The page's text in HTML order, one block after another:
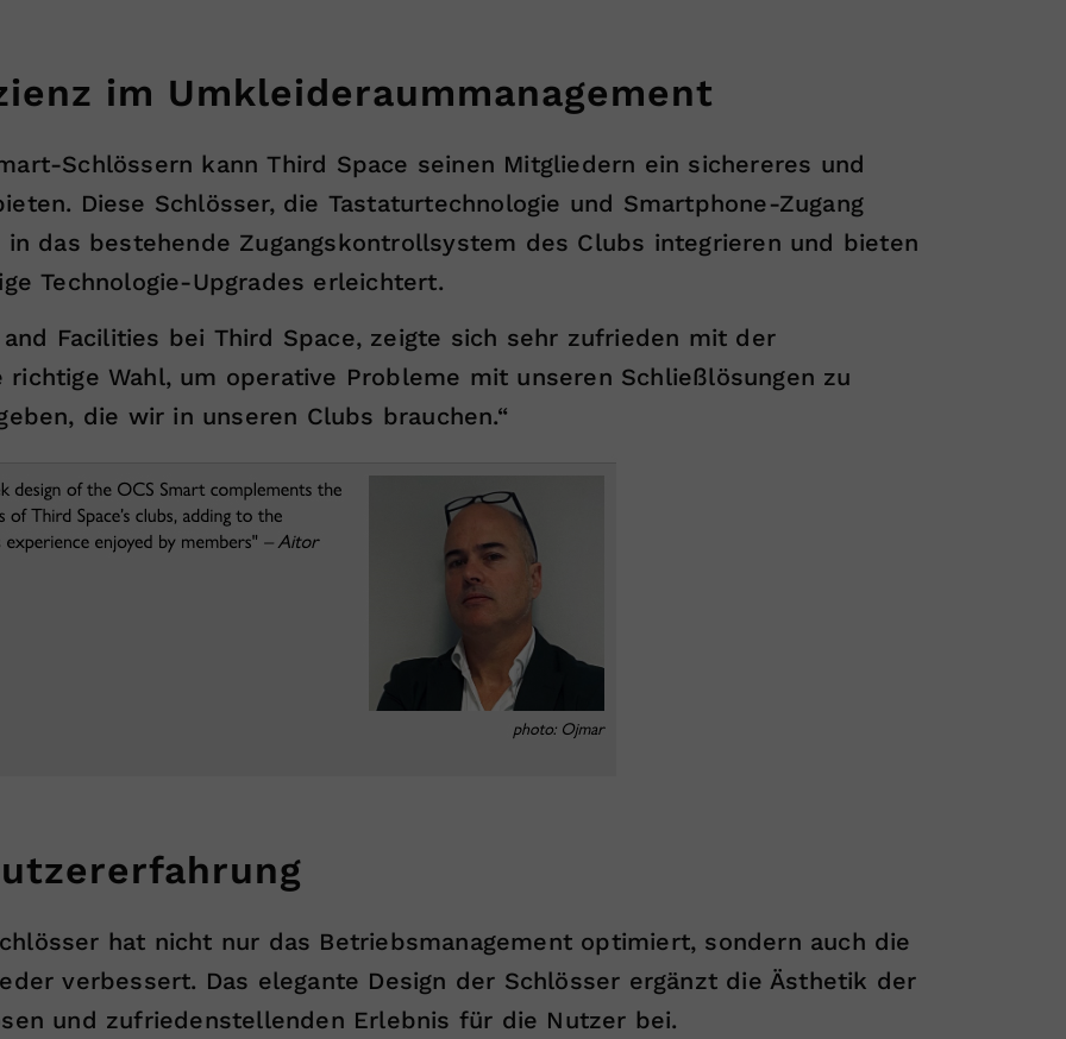
im Umkleideraummanagement
Schlössern kann Third Space seinen Mitgliedern ein sichereres und
Diese Schlösser, die Tastaturtechnologie und Smartphone-Zugang
das bestehende Zugangskontrollsystem des Clubs integrieren und bieten
Technologie-Upgrades erleichtert.
Facilities bei Third Space, zeigte sich sehr zufrieden mit der
richtige Wahl, um operative Probleme mit unseren Schließlösungen zu
die wir in unseren Clubs brauchen.“
hat nicht nur das Betriebsmanagement optimiert, sondern auch die
verbessert. Das elegante Design der Schlösser ergänzt die Ästhetik der
und zufriedenstellenden Erlebnis für die Nutzer bei.